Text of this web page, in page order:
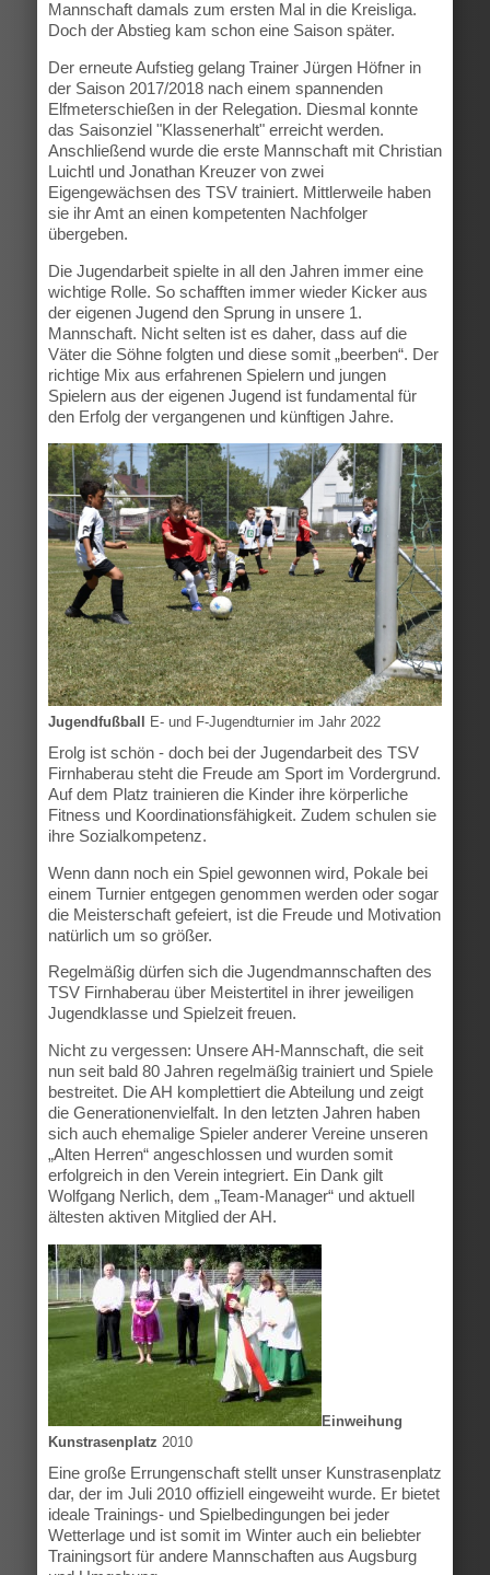
Mannschaft damals zum ersten Mal in die Kreisliga.
Doch der Abstieg kam schon eine Saison später.
Der erneute Aufstieg gelang Trainer Jürgen Höfner in
der Saison 2017/2018 nach einem spannenden
Elfmeterschießen in der Relegation. Diesmal konnte
das Saisonziel "Klassenerhalt" erreicht werden.
Anschließend wurde die erste Mannschaft mit Christian
Luichtl und Jonathan Kreuzer von zwei
Eigengewächsen des TSV trainiert. Mittlerweile haben
sie ihr Amt an einen kompetenten Nachfolger
übergeben.
Die Jugendarbeit spielte in all den Jahren immer eine
wichtige Rolle. So schafften immer wieder Kicker aus
der eigenen Jugend den Sprung in unsere 1.
Mannschaft. Nicht selten ist es daher, dass auf die
Väter die Söhne folgten und diese somit „beerben“. Der
richtige Mix aus erfahrenen Spielern und jungen
Spielern aus der eigenen Jugend ist fundamental für
den Erfolg der vergangenen und künftigen Jahre.
Jugendfußball E- und F-Jugendturnier im Jahr 2022
Erolg ist schön - doch bei der Jugendarbeit des TSV
Firnhaberau steht die Freude am Sport im Vordergrund.
Auf dem Platz trainieren die Kinder ihre körperliche
Fitness und Koordinationsfähigkeit. Zudem schulen sie
ihre Sozialkompetenz.
Wenn dann noch ein Spiel gewonnen wird, Pokale bei
einem Turnier entgegen genommen werden oder sogar
die Meisterschaft gefeiert, ist die Freude und Motivation
natürlich um so größer.
Regelmäßig dürfen sich die Jugendmannschaften des
TSV Firnhaberau über Meistertitel in ihrer jeweiligen
Jugendklasse und Spielzeit freuen.
Nicht zu vergessen: Unsere AH-Mannschaft, die seit
nun seit bald 80 Jahren regelmäßig trainiert und Spiele
bestreitet. Die AH komplettiert die Abteilung und zeigt
die Generationenvielfalt. In den letzten Jahren haben
sich auch ehemalige Spieler anderer Vereine unseren
„Alten Herren“ angeschlossen und wurden somit
erfolgreich in den Verein integriert. Ein Dank gilt
Wolfgang Nerlich, dem „Team-Manager“ und aktuell
ältesten aktiven Mitglied der AH.
Einweihung
Kunstrasenplatz 2010
Eine große Errungenschaft stellt unser Kunstrasenplatz
dar, der im Juli 2010 offiziell eingeweiht wurde. Er bietet
ideale Trainings- und Spielbedingungen bei jeder
Wetterlage und ist somit im Winter auch ein beliebter
Trainingsort für andere Mannschaften aus Augsburg